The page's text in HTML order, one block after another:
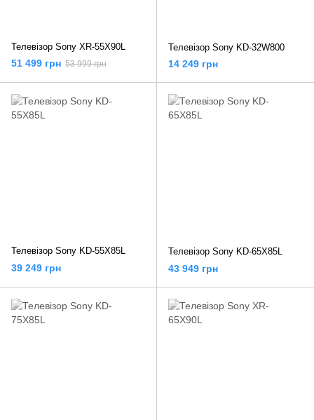
Телевізор Sony XR-55X90L
51 499 грн 53 999 грн
Телевізор Sony KD-32W800
14 249 грн
Телевізор Sony KD-55X85L
39 249 грн
Телевізор Sony KD-65X85L
43 949 грн